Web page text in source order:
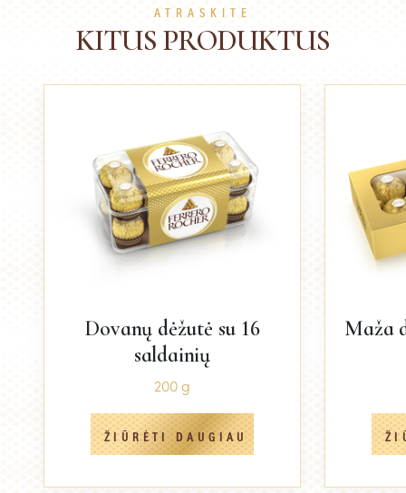
ATRASKITE
KITUS PRODUKTUS
Dovanų dėžutė su 16
saldainių
200 g
ŽIŪRĖTI DAUGIAU
Maža